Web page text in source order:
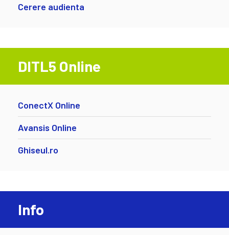
Cerere audienta
DITL5 Online
ConectX Online
Avansis Online
Ghiseul.ro
Info